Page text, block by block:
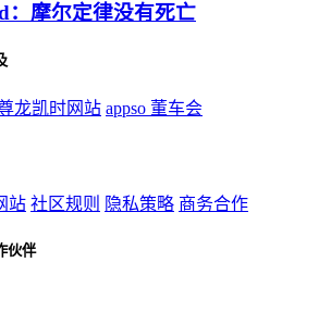
：摩尔定律没有死亡
龙凯时网站 appso 董车会
站 社区规则 隐私策略 商务合作
伙伴